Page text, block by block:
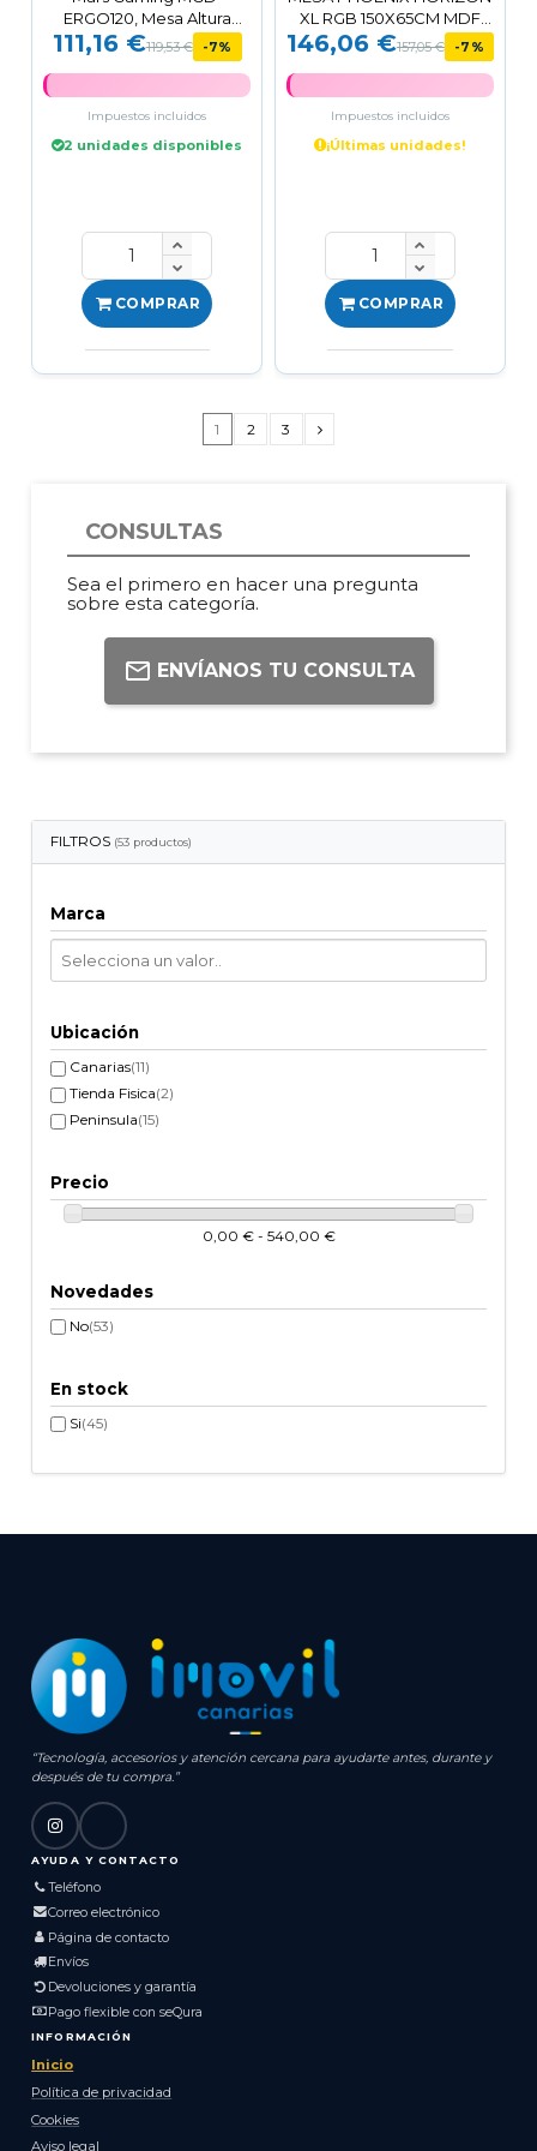
ERGO120, Mesa Altura
Ajustable 3 Posiciones,...
111,16 €119,53 € -7%
Impuestos incluidos
2 unidades disponibles
COMPRAR
XL RGB 150X65CM MDF
BLACK
146,06 €157,05 € -7%
Impuestos incluidos
¡Últimas unidades!
COMPRAR
1 2 3
CONSULTAS
Sea el primero en hacer una pregunta
sobre esta categoría.
ENVÍANOS TU CONSULTA
FILTROS (53 productos)
Marca
Ubicación
Canarias(11)
Tienda Fisica(2)
Peninsula(15)
Precio
0,00 € - 540,00 €
Novedades
No(53)
En stock
Si(45)
“Tecnología, accesorios y atención cercana para ayudarte antes, durante y
después de tu compra.”
AYUDA Y CONTACTO
Teléfono
Correo electrónico
Página de contacto
Envíos
Devoluciones y garantía
Pago flexible con seQura
INFORMACIÓN
Inicio
Política de privacidad
Cookies
Aviso legal